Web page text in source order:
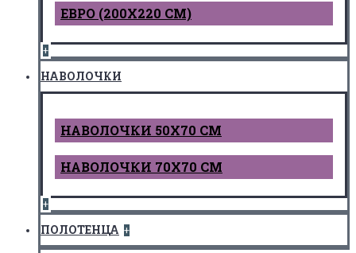
ЕВРО (200Х220 СМ)
+
НАВОЛОЧКИ
НАВОЛОЧКИ 50Х70 СМ
НАВОЛОЧКИ 70Х70 СМ
+
ПОЛОТЕНЦА +